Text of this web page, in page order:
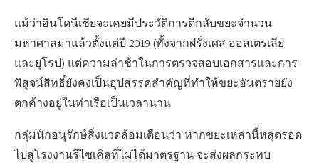
แม้ว่าอินโดนีเซียจะเคยมีประวัติการตีกลับขยะจำนวน
มหาศาลมาแล้วตั้งแต่ปี 2019 (ทั้งจากฝรั่งเศส ออสเตรเลีย
และยุโรป) แต่ความล่าช้าในการตรวจสอบเอกสารและการ
พิสูจน์สิทธิ์ยังคงเป็นอุปสรรคสำคัญที่ทำให้ขยะอันตรายยัง
ตกค้างอยู่ในท่าเรือเป็นเวลานาน
กลุ่มนักอนุรักษ์สิ่งแวดล้อมเตือนว่า หากขยะเหล่านี้หลุดรอด
ไปสู่โรงงานรีไซเคิลที่ไม่ได้มาตรฐาน จะส่งผลกระทบ